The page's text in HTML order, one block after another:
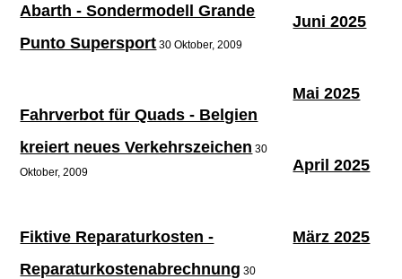
Abarth - Sondermodell Grande
Punto Supersport 30 Oktober, 2009
Fahrverbot für Quads - Belgien
kreiert neues Verkehrszeichen 30
Oktober, 2009
Fiktive Reparaturkosten -
Reparaturkostenabrechnung 30
Juni 2025
Mai 2025
April 2025
März 2025